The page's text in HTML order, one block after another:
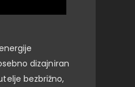
dizajniran
bezbrižno,